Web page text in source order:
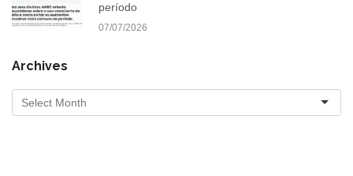
período
07/07/2026
Archives